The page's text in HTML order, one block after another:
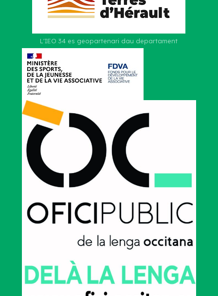
L'IEO 34 es geopartenari dau departament